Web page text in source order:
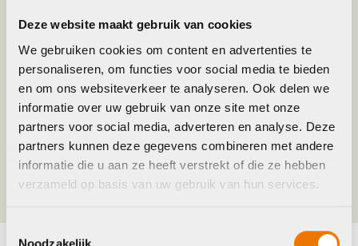
Deze website maakt gebruik van cookies
We gebruiken cookies om content en advertenties te
personaliseren, om functies voor social media te bieden
en om ons websiteverkeer te analyseren. Ook delen we
informatie over uw gebruik van onze site met onze
partners voor social media, adverteren en analyse. Deze
partners kunnen deze gegevens combineren met andere
informatie die u aan ze heeft verstrekt of die ze hebben
verzameld op basis van uw gebruik van hun services.
Sunrace
Jaar
Kleur